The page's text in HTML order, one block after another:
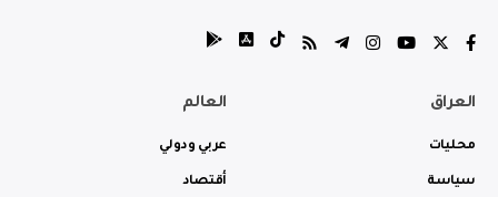
العراق
محليات
سياسة
العالم
عربي ودولي
أقتصاد